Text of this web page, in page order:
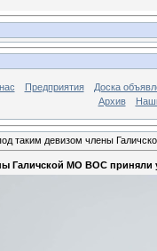
Предприятия
Доска
Архив
таким девизом члены
Галичской МО ВОС приняли